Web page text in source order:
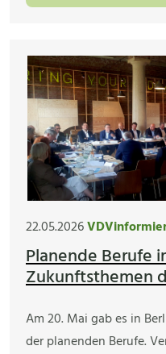
22.05.2026
Planende Berufe
Zukunftsthemen
Am 20. Mai gab es in
der planenden Berufe.